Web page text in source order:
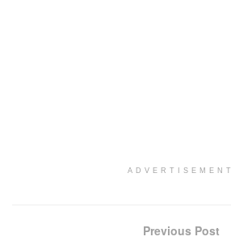
ADVERTISEMENT
Previous Post